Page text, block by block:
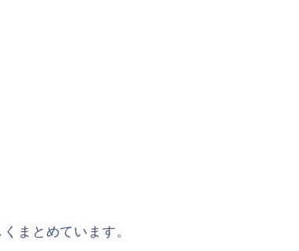
まとめています。